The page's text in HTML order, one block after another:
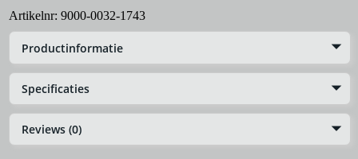
Artikelnr: 9000-0032-1743
Productinformatie
Specificaties
Reviews (0)